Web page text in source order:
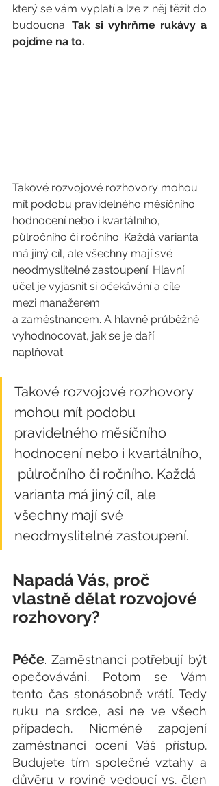
který se vám vyplatí a lze z něj těžit do
budoucna. Tak si vyhrňme rukávy a
pojďme na to.
Takové rozvojové rozhovory mohou
mít podobu pravidelného měsíčního
hodnocení nebo i kvartálního,
půlročního či ročního. Každá varianta
má jiný cíl, ale všechny mají své
neodmyslitelné zastoupení. Hlavní
účel je vyjasnit si očekávání a cíle
mezi manažerem
a zaměstnancem. A hlavně průběžně
vyhodnocovat, jak se je daří
naplňovat.
Takové rozvojové rozhovory
mohou mít podobu
pravidelného měsíčního
hodnocení nebo i kvartálního,
půlročního či ročního. Každá
varianta má jiný cíl, ale
všechny mají své
neodmyslitelné zastoupení.
Napadá Vás, proč
vlastně dělat rozvojové
rozhovory?
Péče. Zaměstnanci potřebují být
opečováváni. Potom se Vám
tento čas stonásobně vrátí. Tedy
ruku na srdce, asi ne ve všech
případech. Nicméně zapojení
zaměstnanci ocení Váš přístup.
Budujete tím společné vztahy a
důvěru v rovině vedoucí vs. člen